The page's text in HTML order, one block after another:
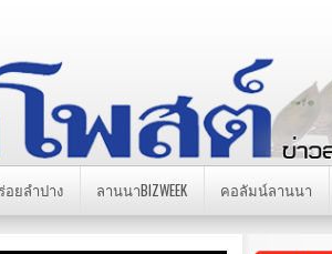
อยลำปาง ลานนาBIZWEEK คอลัมน์ลานนา